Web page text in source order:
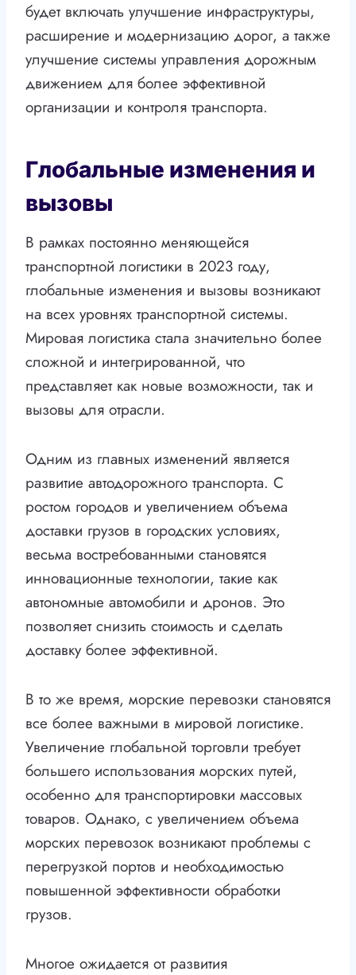
будет включать улучшение инфраструктуры,
расширение и модернизацию дорог, а также
улучшение системы управления дорожным
движением для более эффективной
организации и контроля транспорта.
Глобальные изменения и
вызовы
В рамках постоянно меняющейся
транспортной логистики в 2023 году,
глобальные изменения и вызовы возникают
на всех уровнях транспортной системы.
Мировая логистика стала значительно более
сложной и интегрированной, что
представляет как новые возможности, так и
вызовы для отрасли.
Одним из главных изменений является
развитие автодорожного транспорта. С
ростом городов и увеличением объема
доставки грузов в городских условиях,
весьма востребованными становятся
инновационные технологии, такие как
автономные автомобили и дронов. Это
позволяет снизить стоимость и сделать
доставку более эффективной.
В то же время, морские перевозки становятся
все более важными в мировой логистике.
Увеличение глобальной торговли требует
большего использования морских путей,
особенно для транспортировки массовых
товаров. Однако, с увеличением объема
морских перевозок возникают проблемы с
перегрузкой портов и необходимостью
повышенной эффективности обработки
грузов.
Многое ожидается от развития